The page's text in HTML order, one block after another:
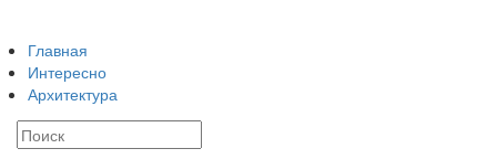
Главная
Интересно
Архитектура